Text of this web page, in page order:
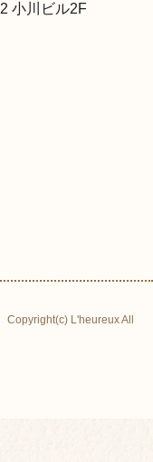
小川ビル2F
Copyright(c) L'heureux All